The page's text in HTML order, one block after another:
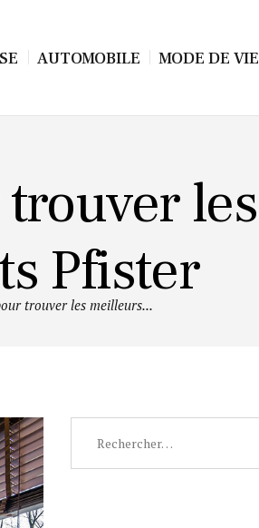
AUTOMOBILE MODE DE VIE
trouver les
Pfister
trouver les meilleurs...